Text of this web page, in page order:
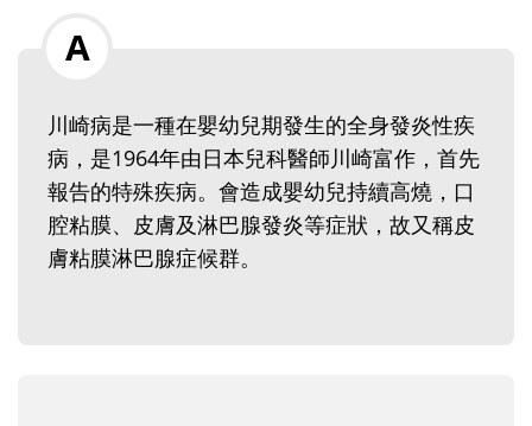
川崎病是一種在嬰幼兒期發生的全身發炎性疾
病，是1964年由日本兒科醫師川崎富作，首先
報告的特殊疾病。會造成嬰幼兒持續高燒，口
腔粘膜、皮膚及淋巴腺發炎等症狀，故又稱皮
膚粘膜淋巴腺症候群。